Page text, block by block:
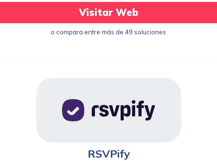
Visitar Web
o compara entre más de 49 soluciones
RSVPify